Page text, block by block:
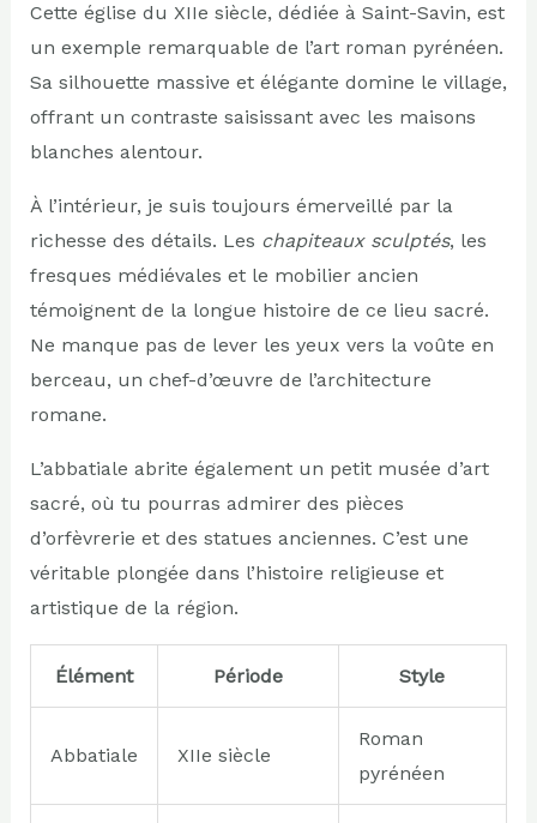
Cette église du XIIe siècle, dédiée à Saint-Savin, est
un exemple remarquable de l’art roman pyrénéen.
Sa silhouette massive et élégante domine le village,
offrant un contraste saisissant avec les maisons
blanches alentour.
À l’intérieur, je suis toujours émerveillé par la
richesse des détails. Les chapiteaux sculptés, les
fresques médiévales et le mobilier ancien
témoignent de la longue histoire de ce lieu sacré.
Ne manque pas de lever les yeux vers la voûte en
berceau, un chef-d’œuvre de l’architecture
romane.
L’abbatiale abrite également un petit musée d’art
sacré, où tu pourras admirer des pièces
d’orfèvrerie et des statues anciennes. C’est une
véritable plongée dans l’histoire religieuse et
artistique de la région.
Élément Période Style
Abbatiale XIIe siècle
Roman
pyrénéen